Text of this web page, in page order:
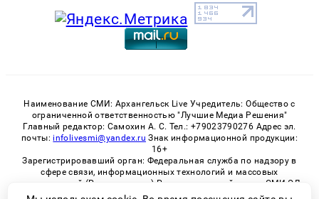
Наименование СМИ: Архангельск Live Учредитель: Общество с
ограниченной ответственностью "Лучшие Медиа Решения"
Главный редактор: Самохин А. С. Тел.: +79023790276 Адрес эл.
почты: infolivesmi@yandex.ru Знак информационной продукции:
16+
Зарегистрировавший орган: Федеральная служба по надзору в
сфере связи, информационных технологий и массовых
коммуникаций (Роскомнадзор) Регистрационный номер СМИ ЭЛ
№ ФС 77 - 82533 от 21.01.2022